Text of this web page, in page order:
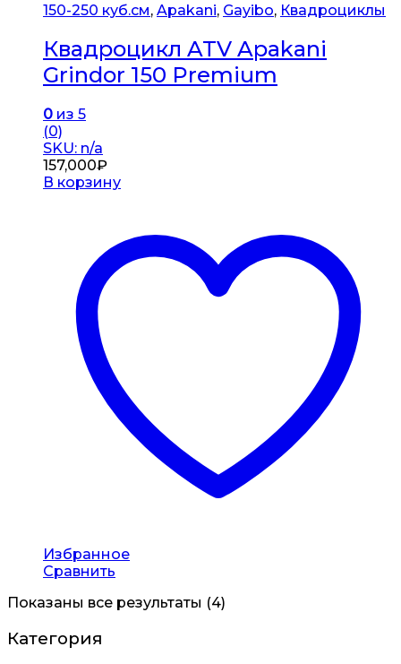
150-250 куб.см, Apakani, Gayibo, Квадроциклы
Квадроцикл ATV Apakani
Grindor 150 Premium
0 из 5
(0)
SKU: n/a
157,000₽
В корзину
Избранное
Сравнить
Показаны все результаты (4)
Категория